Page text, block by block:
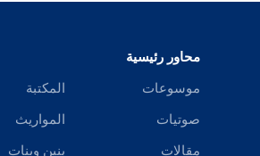
محاور رئيسية
موسوعات
صوتيات
مقالات
المكتبة
المواريث
بنين وبنات